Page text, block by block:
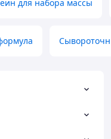
для набора массы